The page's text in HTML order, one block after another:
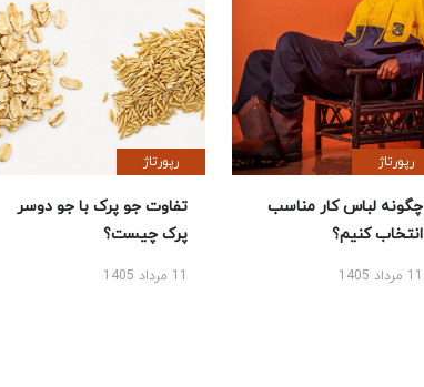
رپورتاژ
چگونه لباس کار مناسب
انتخاب کنیم؟
11 مرداد 1405
رپورتاژ
تفاوت جو پرک با جو دوسر
پرک چیست؟
11 مرداد 1405